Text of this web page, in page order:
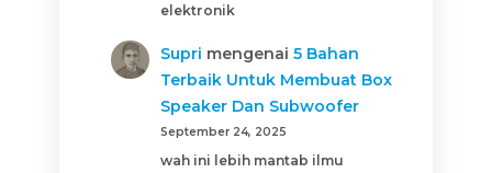
elektronik
Supri mengenai5 Bahan
Terbaik Untuk Membuat Box
Speaker Dan Subwoofer
September 24, 2025
wah ini lebih mantab ilmu